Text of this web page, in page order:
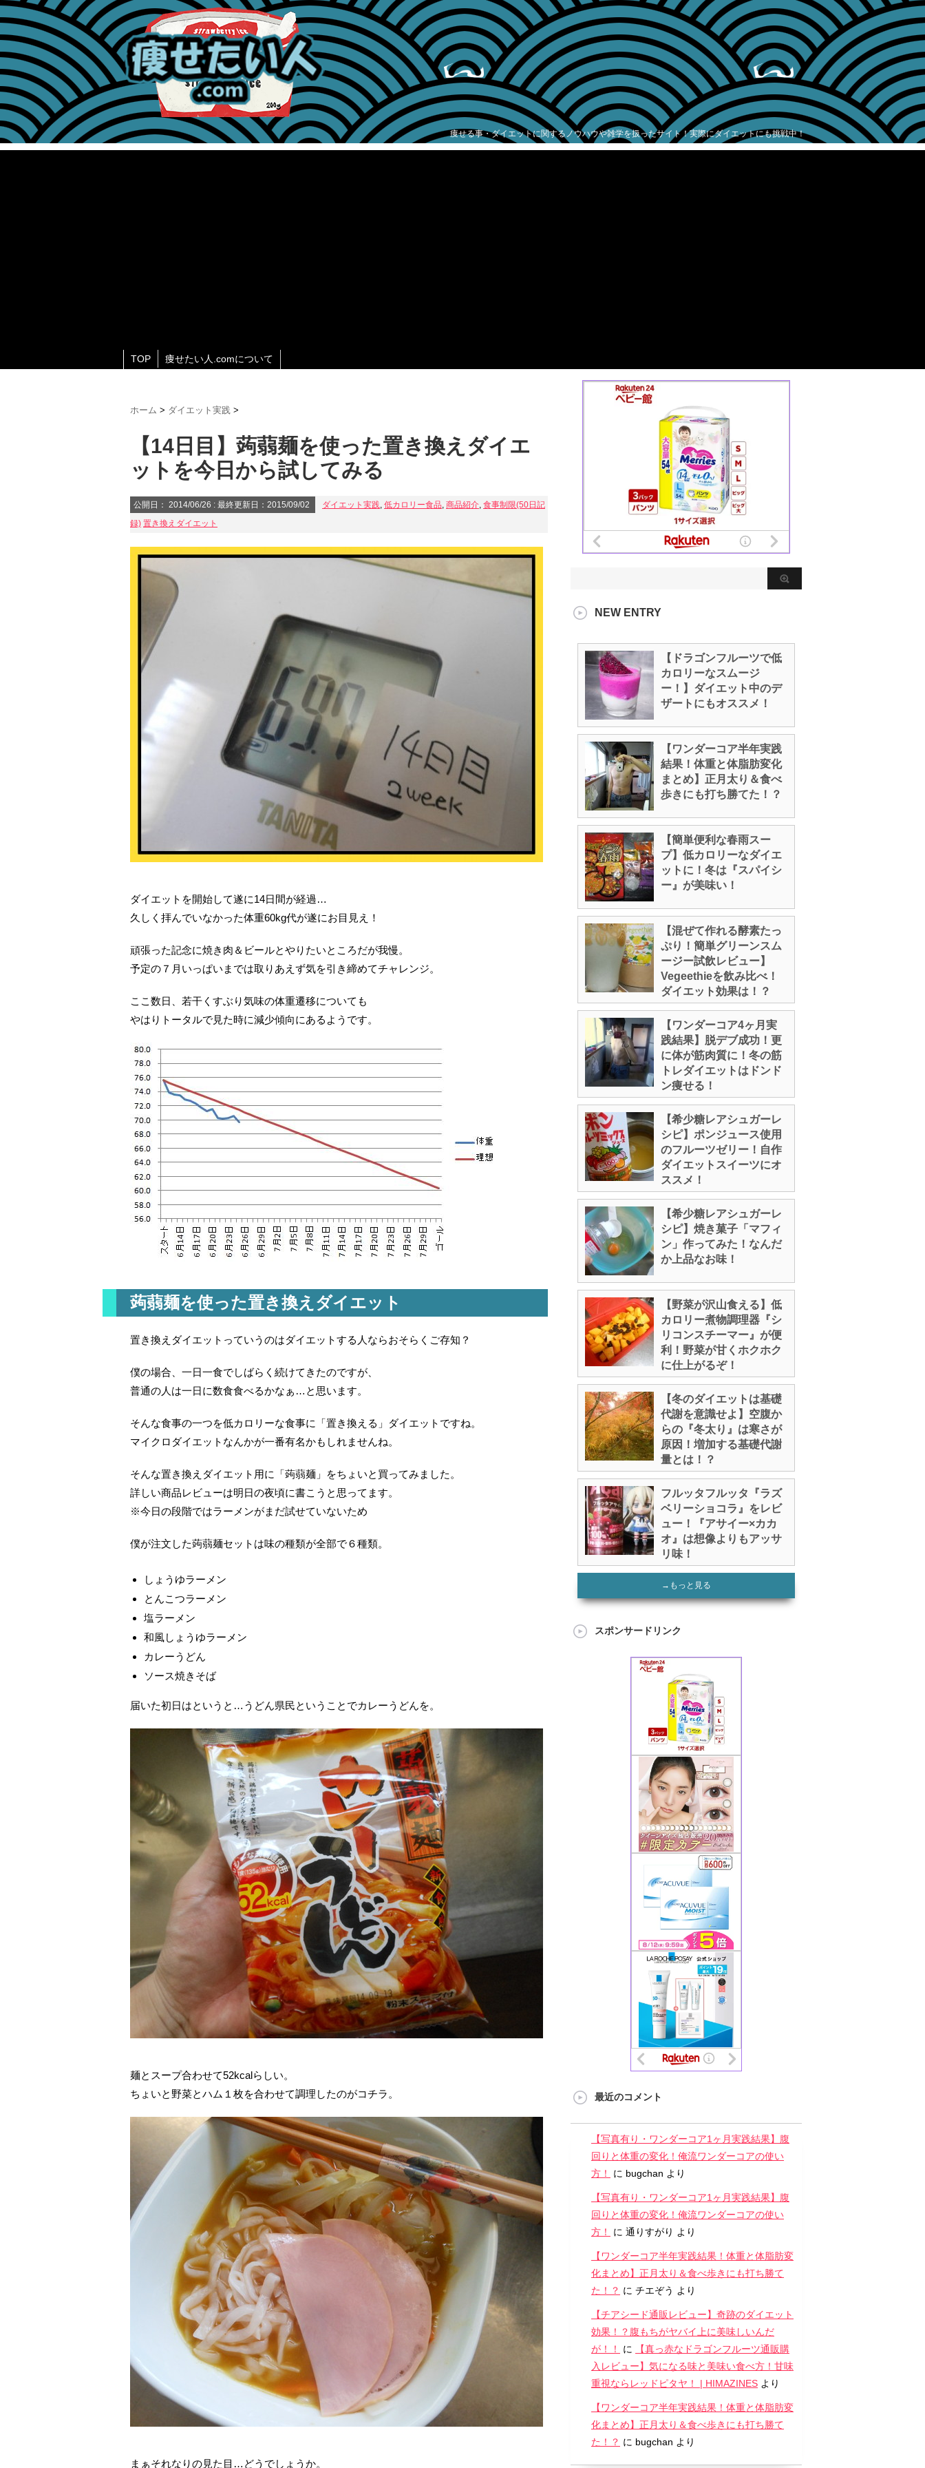
痩せる事・ダイエットに関するノウハウや雑学を扱ったサイト！実際にダイエットにも挑戦中！
TOP 痩せたい人.comについて
ホーム > ダイエット実践 >
【14日目】蒟蒻麺を使った置き換えダイエ
ットを今日から試してみる
公開日： 2014/06/26 : 最終更新日：2015/09/02 ダイエット実践, 低カロリー食品, 商品紹介, 食事制限(50日記
録) 置き換えダイエット
ダイエットを開始して遂に14日間が経過…
久しく拝んでいなかった体重60kg代が遂にお目見え！
頑張った記念に焼き肉＆ビールとやりたいところだが我慢。
予定の７月いっぱいまでは取りあえず気を引き締めてチャレンジ。
ここ数日、若干くすぶり気味の体重遷移についても
やはりトータルで見た時に減少傾向にあるようです。
蒟蒻麺を使った置き換えダイエット
置き換えダイエットっていうのはダイエットする人ならおそらくご存知？
僕の場合、一日一食でしばらく続けてきたのですが、
普通の人は一日に数食食べるかなぁ…と思います。
そんな食事の一つを低カロリーな食事に「置き換える」ダイエットですね。
マイクロダイエットなんかが一番有名かもしれませんね。
そんな置き換えダイエット用に「蒟蒻麺」をちょいと買ってみました。
詳しい商品レビューは明日の夜頃に書こうと思ってます。
※今日の段階ではラーメンがまだ試せていないため
僕が注文した蒟蒻麺セットは味の種類が全部で６種類。
しょうゆラーメン
とんこつラーメン
塩ラーメン
和風しょうゆラーメン
カレーうどん
ソース焼きそば
届いた初日はというと…うどん県民ということでカレーうどんを。
麺とスープ合わせて52kcalらしい。
ちょいと野菜とハム１枚を合わせて調理したのがコチラ。
まぁそれなりの見た目…どうでしょうか。
NEW ENTRY
【ドラゴンフルーツで低
カロリーなスムージ
ー！】ダイエット中のデ
ザートにもオススメ！
【ワンダーコア半年実践
結果！体重と体脂肪変化
まとめ】正月太り＆食べ
歩きにも打ち勝てた！？
【簡単便利な春雨スー
プ】低カロリーなダイエ
ットに！冬は『スパイシ
ー』が美味い！
【混ぜて作れる酵素たっ
ぷり！簡単グリーンスム
ージー試飲レビュー】
Vegeethieを飲み比べ！
ダイエット効果は！？
【ワンダーコア4ヶ月実
践結果】脱デブ成功！更
に体が筋肉質に！冬の筋
トレダイエットはドンド
ン痩せる！
【希少糖レアシュガーレ
シピ】ポンジュース使用
のフルーツゼリー！自作
ダイエットスイーツにオ
ススメ！
【希少糖レアシュガーレ
シピ】焼き菓子「マフィ
ン」作ってみた！なんだ
か上品なお味！
【野菜が沢山食える】低
カロリー煮物調理器『シ
リコンスチーマー』が便
利！野菜が甘くホクホク
に仕上がるぞ！
【冬のダイエットは基礎
代謝を意識せよ】空腹か
らの『冬太り』は寒さが
原因！増加する基礎代謝
量とは！？
フルッタフルッタ『ラズ
ベリーショコラ』をレビ
ュー！『アサイー×カカ
オ』は想像よりもアッサ
リ味！
→もっと見る
スポンサードリンク
最近のコメント
【写真有り・ワンダーコア1ヶ月実践結果】腹
回りと体重の変化！俺流ワンダーコアの使い
方！
に bugchan より
【写真有り・ワンダーコア1ヶ月実践結果】腹
回りと体重の変化！俺流ワンダーコアの使い
方！
に 通りすがり より
【ワンダーコア半年実践結果！体重と体脂肪変
化まとめ】正月太り＆食べ歩きにも打ち勝て
た！？ に チエぞう より
【チアシード通販レビュー】奇跡のダイエット
効果！？腹もちがヤバイ上に美味しいんだ
が！！
に
【真っ赤なドラゴンフルーツ通販購
入レビュー】気になる味と美味い食べ方！甘味
重視ならレッドピタヤ！ | HIMAZINES より
【ワンダーコア半年実践結果！体重と体脂肪変
化まとめ】正月太り＆食べ歩きにも打ち勝て
た！？ に bugchan より